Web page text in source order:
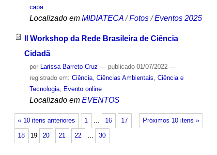
capa
Localizado em MIDIATECA /Fotos /Eventos 2025
II Workshop da Rede Brasileira de Ciência
Cidadã
por Larissa Barreto Cruz — publicado01/07/2022 —
registrado em: Ciência, Ciências Ambientais, Ciência e
Tecnologia, Evento online
Localizado em EVENTOS
« 10 itens anteriores Próximos 10 itens »
1 … 16 17
18 19 20 21 22 … 30